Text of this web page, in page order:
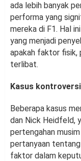
ada lebih banyak
performa yang
mereka di F1. Hal
yang menjadi
apakah faktor fisik,
terlibat.
Kasus
Beberapa kasus
dan Nick Heidfeld,
pertengahan
pertanyaan
faktor dalam